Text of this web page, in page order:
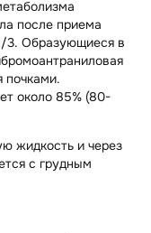
после приема
3. Образующиеся в
почками.
около 85% (80-
жидкость и через
с грудным